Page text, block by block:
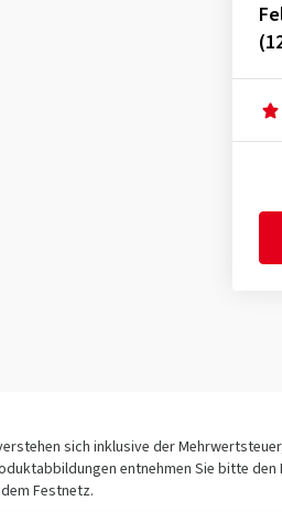
sich inklusive der
entnehmen Sie bitte
Festnetz.